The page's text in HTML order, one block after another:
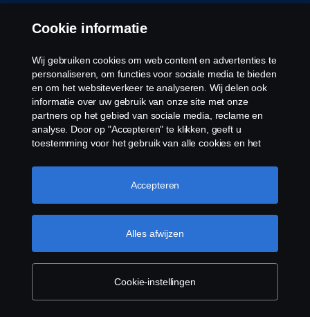
Contact
Klokkenluiden
Cookiebeleid
Cookies
© Copyright Scania 2026 Alle Rechten
(0)76-5254 000 KvK-nummer: 27136821
Cookie informatie
Wij gebruiken cookies om web content en advertenties te
personaliseren, om functies voor sociale media te bieden
en om het websiteverkeer te analyseren. Wij delen ook
informatie over uw gebruik van onze site met onze
partners op het gebied van sociale media, reclame en
analyse. Door op "Accepteren" te klikken, geeft u
toestemming voor het gebruik van alle cookies en het
door op "Cookie Instellingen" te klikken en de
categorieën te selecteren die u wilt accepteren. Voor een
Meer informatie over uw privacy
Cookie-instellingen
Alles afwijzen
Accepteren